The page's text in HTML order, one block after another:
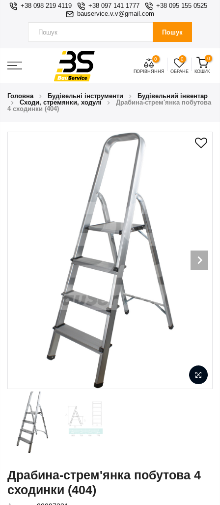
+38 098 219 4119 +38 097 141 1777
+38 095 155 0525
bauservice.v.v@gmail.com
Пошук
0
ПОРІВНЯННЯ
0
ОБРАНЕ
0
КОШИК
Головна Будівельні інструменти
Будівельний інвентар
Сходи, стремянки, ходулі
Драбина-стрем'янка побутова
4 сходинки (404)
Драбина-стрем'янка побутова 4
сходинки (404)